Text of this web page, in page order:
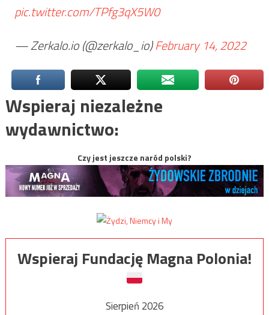
pic.twitter.com/TPfg3qX5W0
— Zerkalo.io (@zerkalo_io)February 14, 2022
Wspieraj niezależne
wydawnictwo:
Czy jest jeszcze naród polski?
Wspieraj Fundację Magna Polonia!
Sierpień 2026